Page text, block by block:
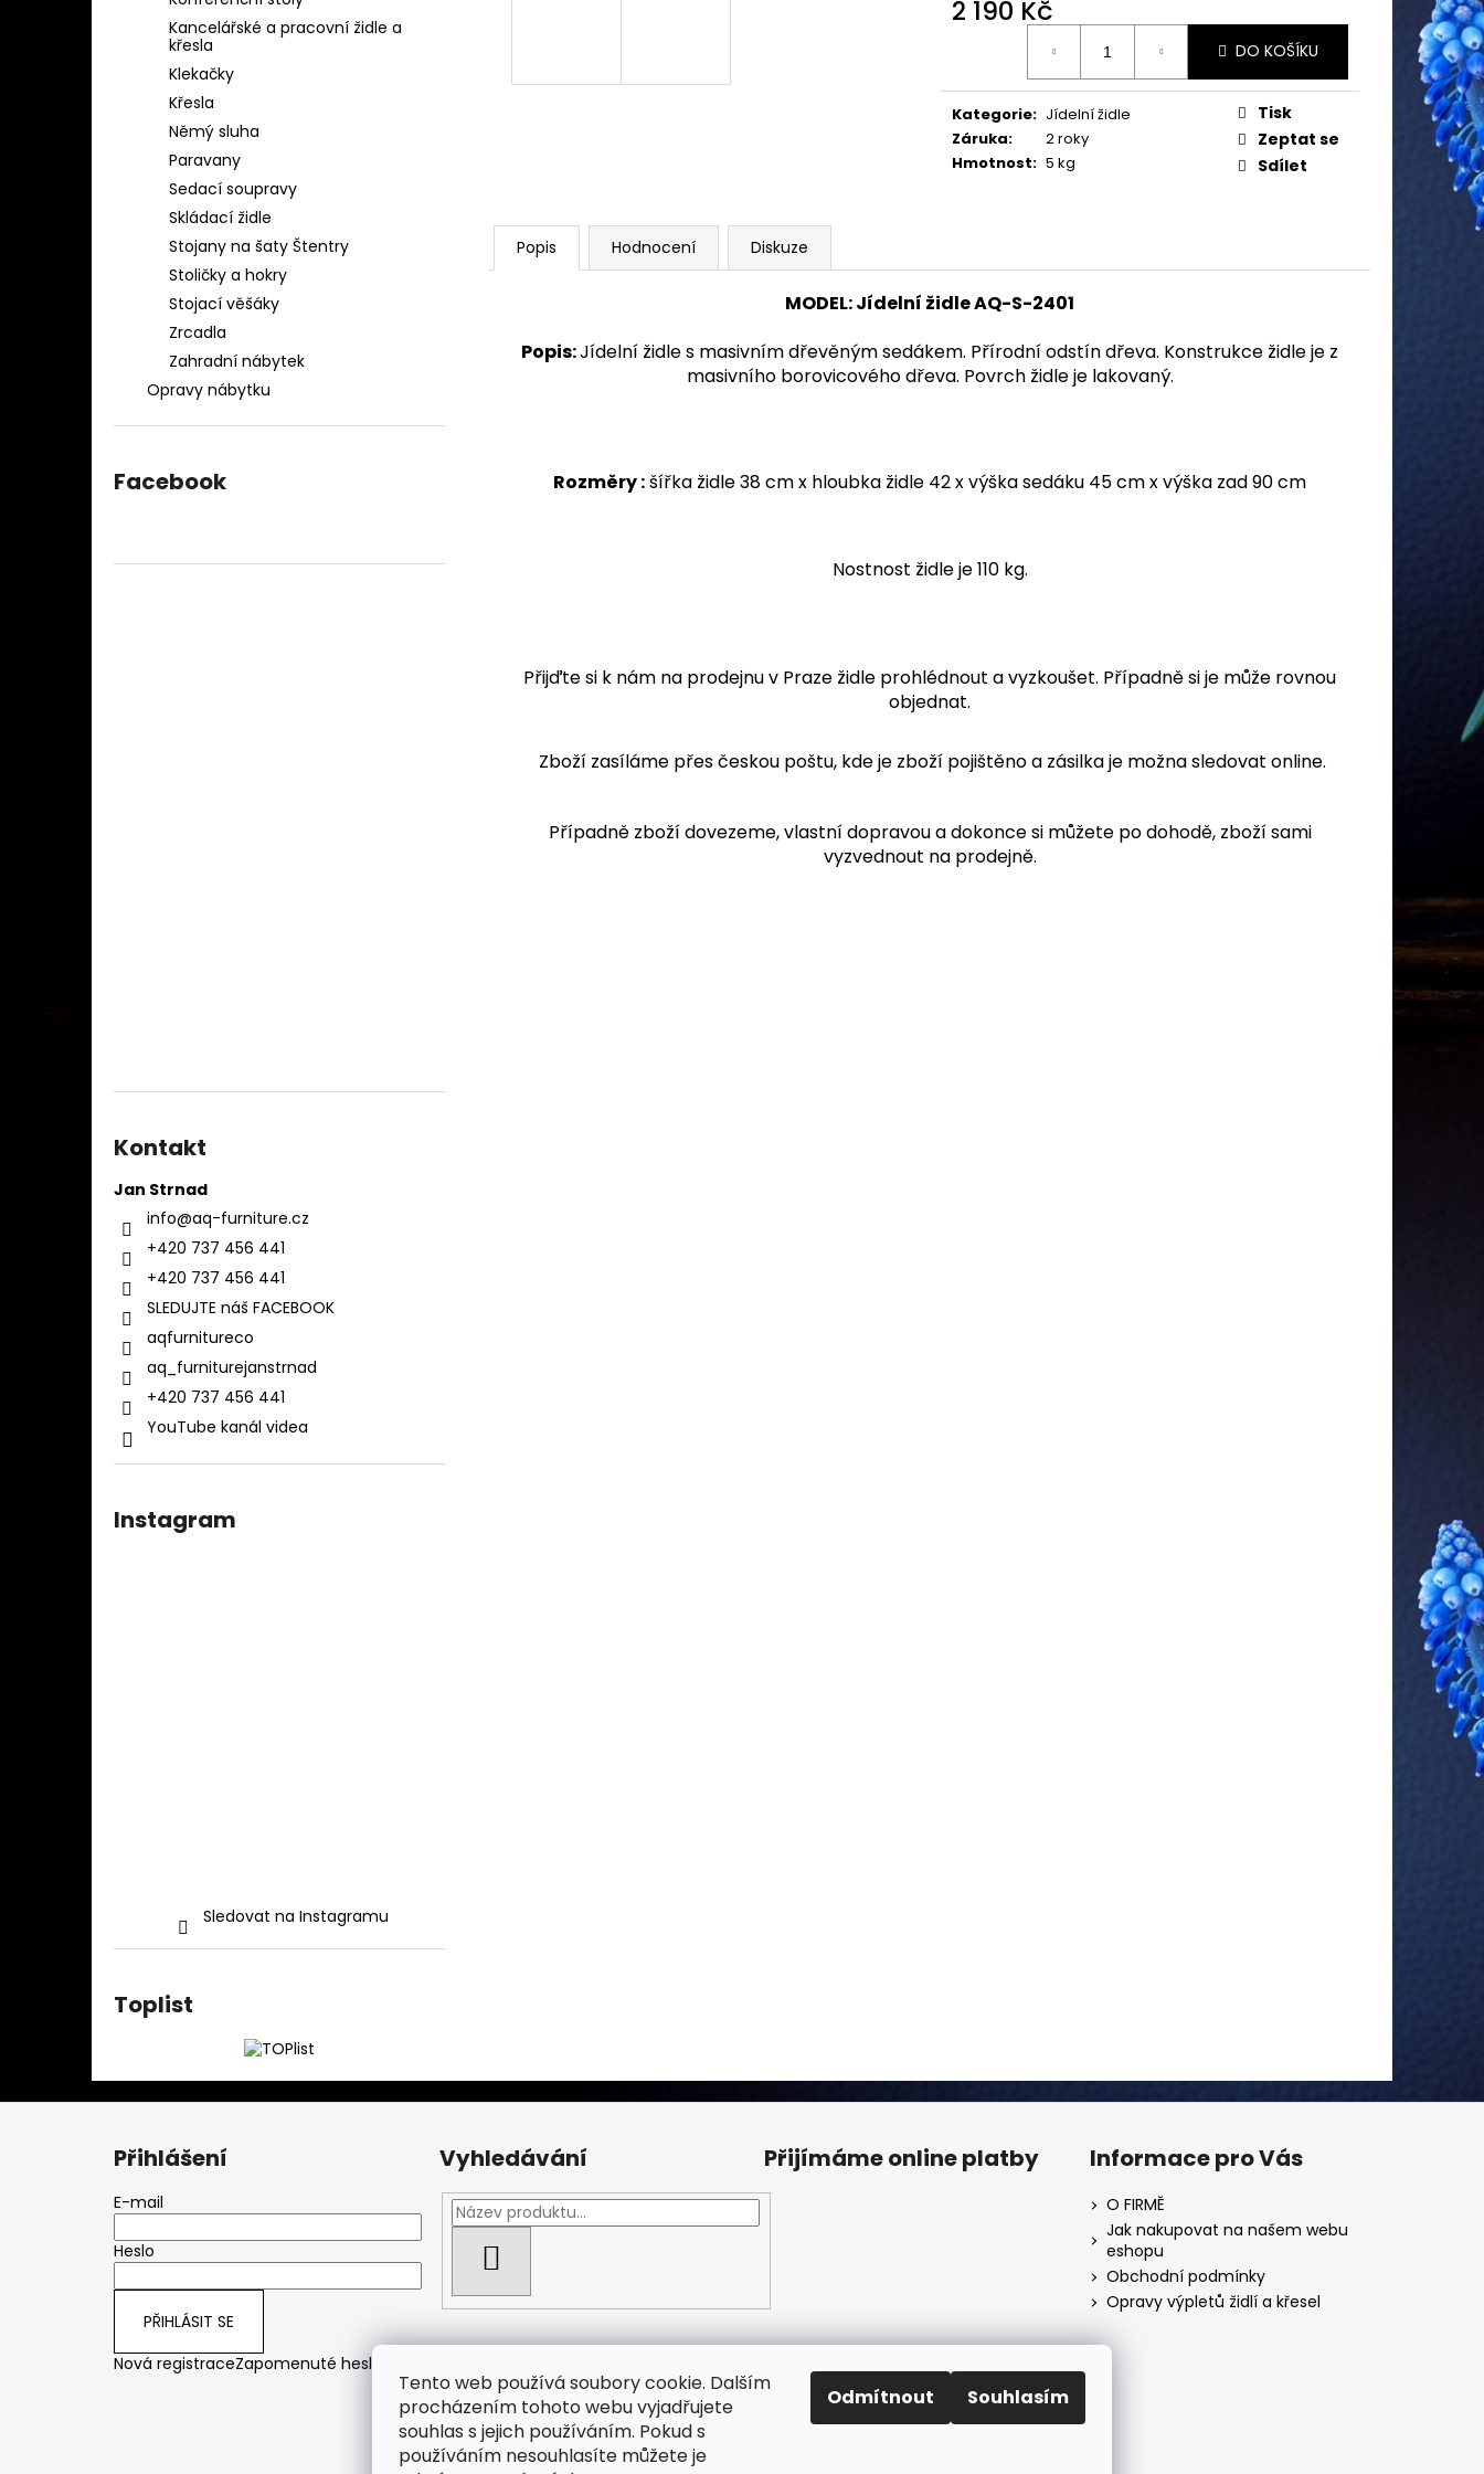
Tento web používá soubory cookie. Dalším
procházením tohoto webu vyjadřujete
souhlas s jejich používáním. Pokud s
používáním nesouhlasíte můžete je
Odmítnout Souhlasím
Kancelářské a pracovní židle a
křesla
Klekačky
Křesla
Němý sluha
Paravany
Sedací soupravy
Skládací židle
Stojany na šaty Štentry
Stoličky a hokry
Stojací věšáky
Zrcadla
Zahradní nábytek
Opravy nábytku
Facebook
Kontakt
Jan Strnad
info@aq-furniture.cz
+420 737 456 441
+420 737 456 441
SLEDUJTE náš FACEBOOK
aqfurnitureco
aq_furniturejanstrnad
+420 737 456 441
YouTube kanál videa
Instagram
Sledovat na Instagramu
Toplist
2 190 Kč
DO KOŠÍKU
Kategorie: Jídelní židle
Záruka:
2 roky
Hmotnost: 5 kg
Tisk
Zeptat se
Sdílet
Popis Hodnocení Diskuze
MODEL: Jídelní židle AQ-S-2401
Popis:Jídelní židle s masivním dřevěným sedákem. Přírodní odstín dřeva. Konstrukce židle je z
masivního borovicového dřeva. Povrch židle je lakovaný.
Rozměry :šířka židle 38 cm x hloubka židle 42 x výška sedáku 45 cm x výška zad 90 cm
Nostnost židle je 110 kg.
Přijďte si k nám na prodejnu v Praze židle prohlédnout a vyzkoušet. Případně si je může rovnou
objednat.
Zboží zasíláme přes českou poštu, kde je zboží pojištěno a zásilka je možna sledovat online.
Případně zboží dovezeme, vlastní dopravou a dokonce si můžete po dohodě, zboží sami
vyzvednout na prodejně.
1 280 Kč
Přihlášení
E-mail
Heslo
PŘIHLÁSIT SE
Nová registraceZapomenuté heslo
Vyhledávání Přijímáme online platby Informace pro Vás
O FIRMĚ
Jak nakupovat na našem webu
eshopu
Obchodní podmínky
Opravy výpletů židlí a křesel
Facebook Fan page